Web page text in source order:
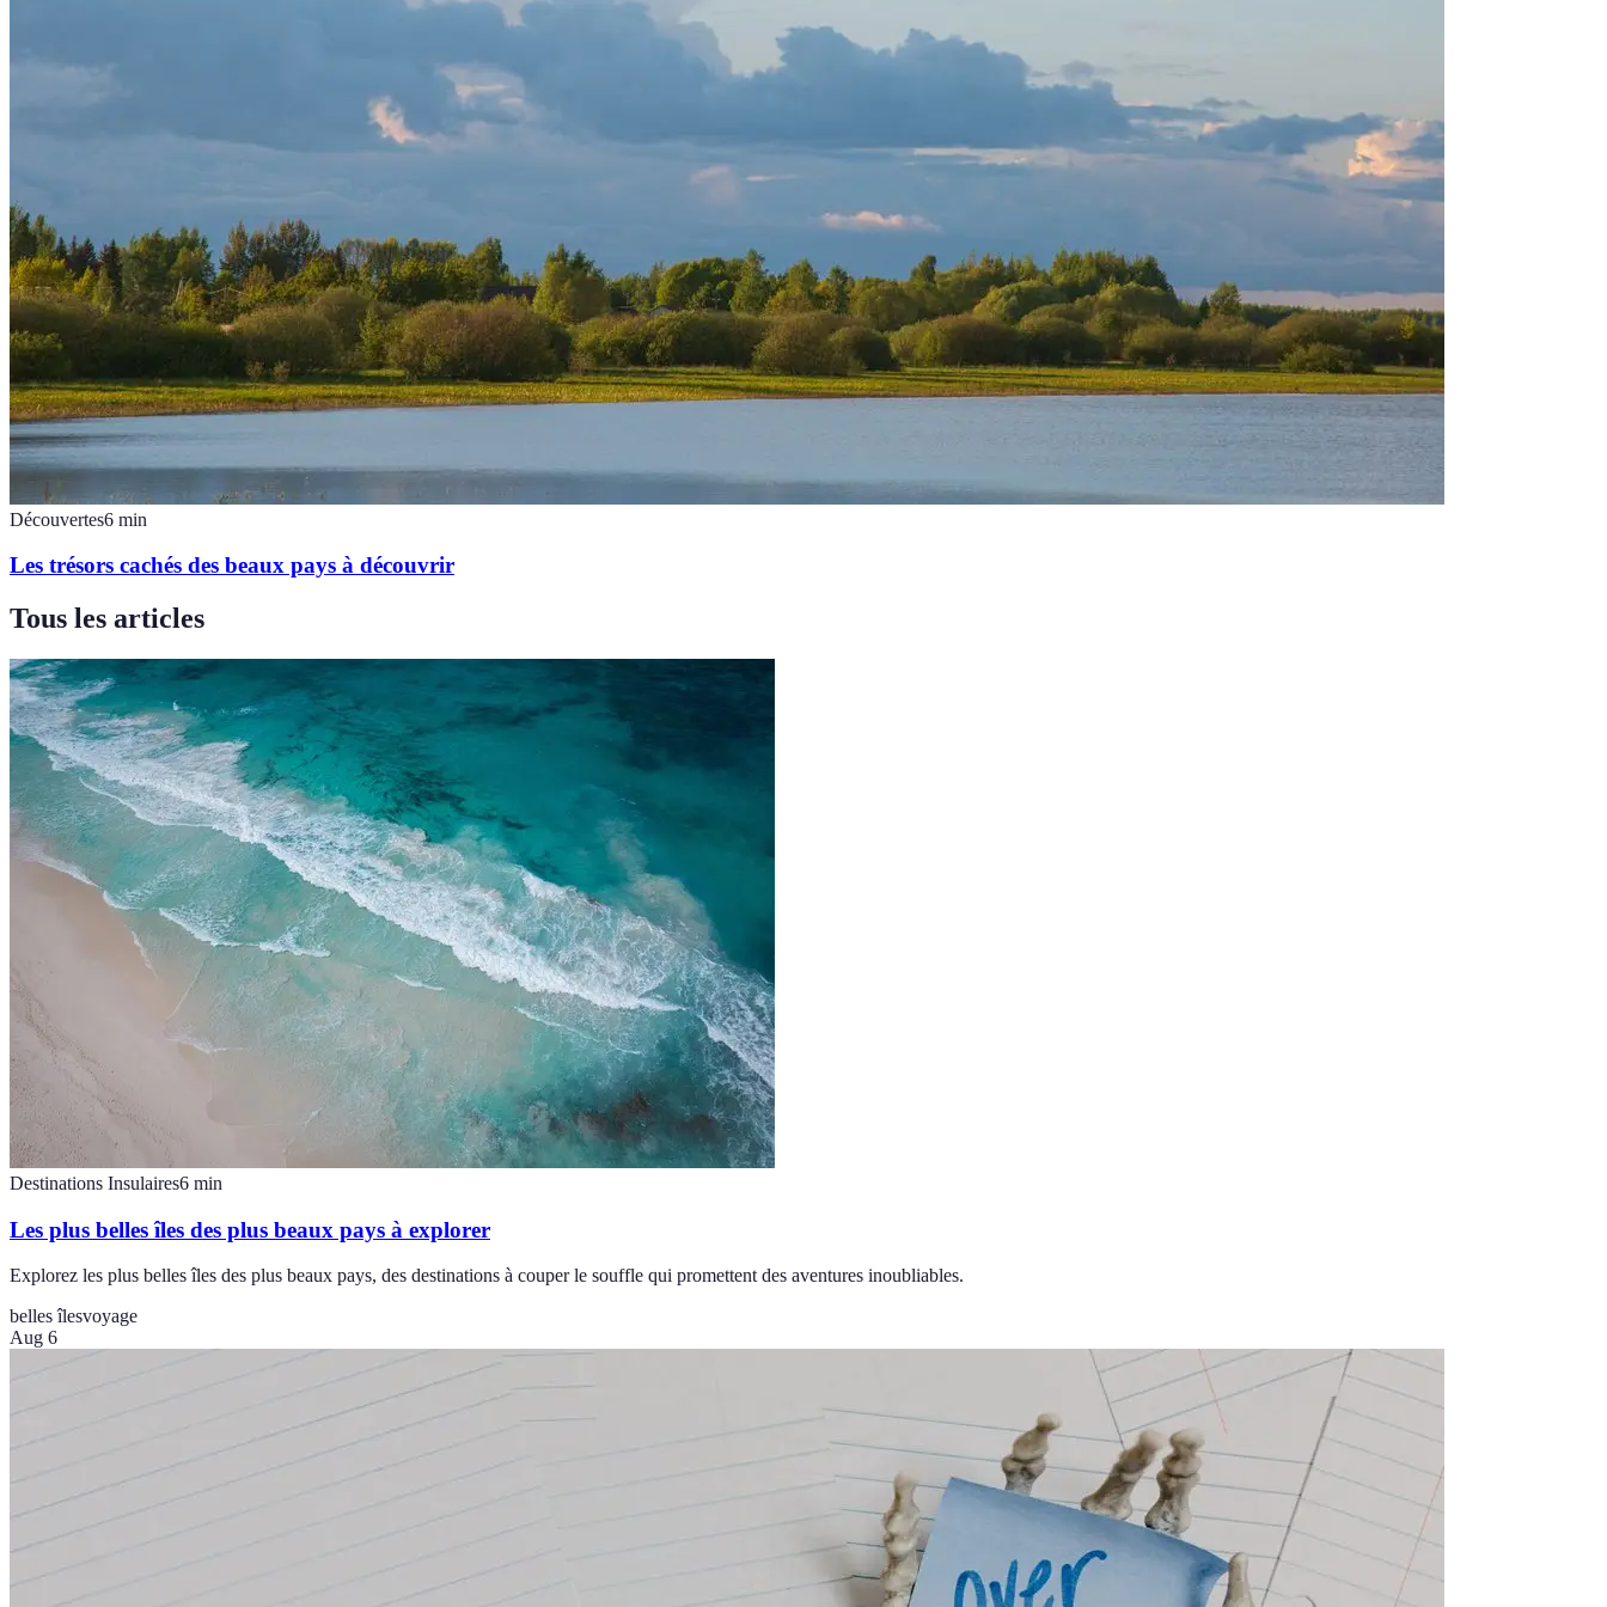
Découvertes6 min
Les trésors cachés des beaux pays à découvrir
Tous les articles
Destinations Insulaires6 min
Les plus belles îles des plus beaux pays à explorer
Explorez les plus belles îles des plus beaux pays, des destinations à couper le souffle qui promettent des aventures inoubliables.
belles îlesvoyage
Aug 6